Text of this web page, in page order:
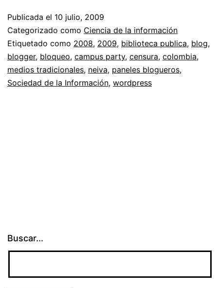
Publicada el 10 julio, 2009
Categorizado como Ciencia de la información
Etiquetado como 2008, 2009, biblioteca publica, blog,
blogger, bloqueo, campus party, censura, colombia,
medios tradicionales, neiva, paneles blogueros,
Sociedad de la Información, wordpress
Buscar...